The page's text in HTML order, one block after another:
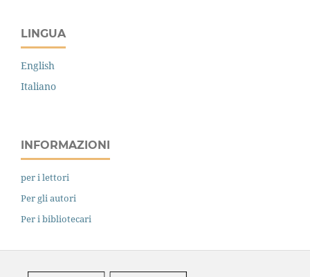
LINGUA
English
Italiano
INFORMAZIONI
per i lettori
Per gli autori
Per i bibliotecari